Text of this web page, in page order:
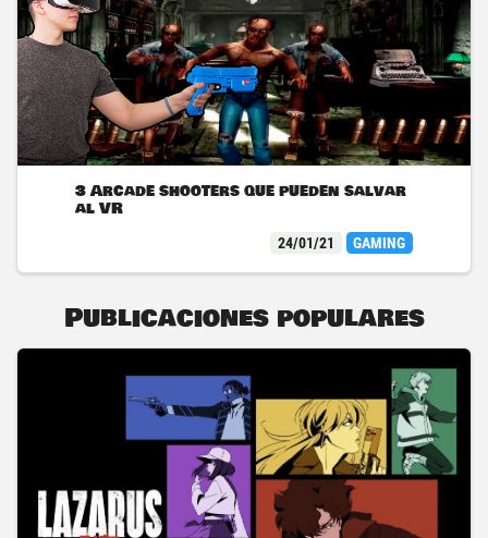
3 Arcade shooters que pueden salvar
al VR
24/01/21 GAMING
Publicaciones populares